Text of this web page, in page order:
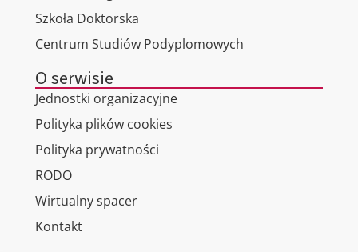
Szkoła Doktorska
Centrum Studiów Podyplomowych
O serwisie
Jednostki organizacyjne
Polityka plików cookies
Polityka prywatności
RODO
Wirtualny spacer
Kontakt